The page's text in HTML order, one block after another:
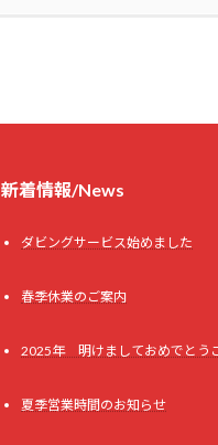
新着情報/News
ダビングサービス始めました
春季休業のご案内
2025年 明けましておめでとうご
夏季営業時間のお知らせ